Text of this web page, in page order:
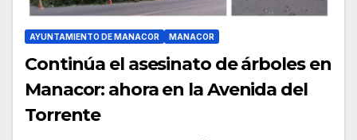
AYUNTAMIENTO DE MANACOR MANACOR
Continúa el asesinato de árboles en
Manacor: ahora en la Avenida del
Torrente